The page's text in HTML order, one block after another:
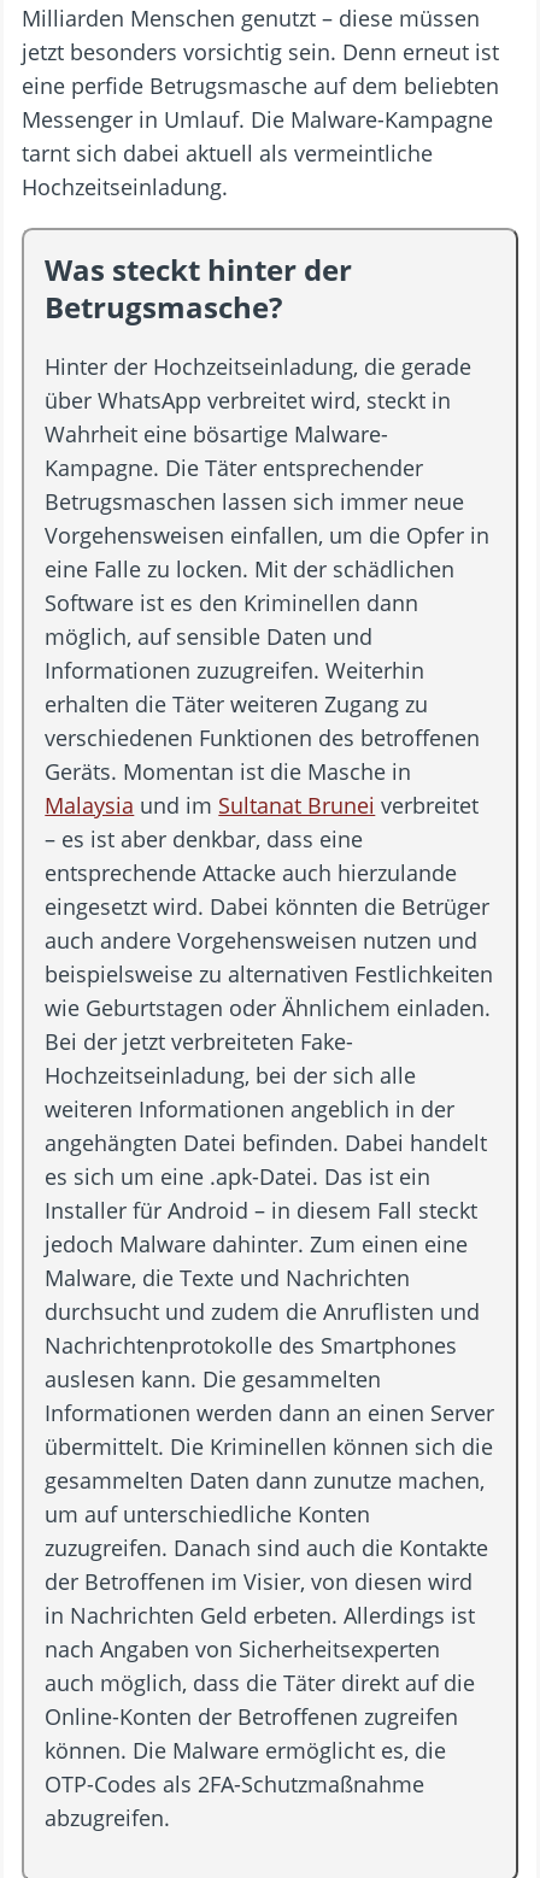
Milliarden Menschen genutzt – diese müssen
jetzt besonders vorsichtig sein. Denn erneut ist
eine perfide Betrugsmasche auf dem beliebten
Messenger in Umlauf. Die Malware-Kampagne
tarnt sich dabei aktuell als vermeintliche
Hochzeitseinladung.
Was steckt hinter der
Betrugsmasche?
Hinter der Hochzeitseinladung, die gerade
über WhatsApp verbreitet wird, steckt in
Wahrheit eine bösartige Malware-
Kampagne. Die Täter entsprechender
Betrugsmaschen lassen sich immer neue
Vorgehensweisen einfallen, um die Opfer in
eine Falle zu locken. Mit der schädlichen
Software ist es den Kriminellen dann
möglich, auf sensible Daten und
Informationen zuzugreifen. Weiterhin
erhalten die Täter weiteren Zugang zu
verschiedenen Funktionen des betroffenen
Geräts. Momentan ist die Masche in
Malaysia und im Sultanat Brunei verbreitet
– es ist aber denkbar, dass eine
entsprechende Attacke auch hierzulande
eingesetzt wird. Dabei könnten die Betrüger
auch andere Vorgehensweisen nutzen und
beispielsweise zu alternativen Festlichkeiten
wie Geburtstagen oder Ähnlichem einladen.
Bei der jetzt verbreiteten Fake-
Hochzeitseinladung, bei der sich alle
weiteren Informationen angeblich in der
angehängten Datei befinden. Dabei handelt
es sich um eine .apk-Datei. Das ist ein
Installer für Android – in diesem Fall steckt
jedoch Malware dahinter. Zum einen eine
Malware, die Texte und Nachrichten
durchsucht und zudem die Anruflisten und
Nachrichtenprotokolle des Smartphones
auslesen kann. Die gesammelten
Informationen werden dann an einen Server
übermittelt. Die Kriminellen können sich die
gesammelten Daten dann zunutze machen,
um auf unterschiedliche Konten
zuzugreifen. Danach sind auch die Kontakte
der Betroffenen im Visier, von diesen wird
in Nachrichten Geld erbeten. Allerdings ist
nach Angaben von Sicherheitsexperten
auch möglich, dass die Täter direkt auf die
Online-Konten der Betroffenen zugreifen
können. Die Malware ermöglicht es, die
OTP-Codes als 2FA-Schutzmaßnahme
abzugreifen.